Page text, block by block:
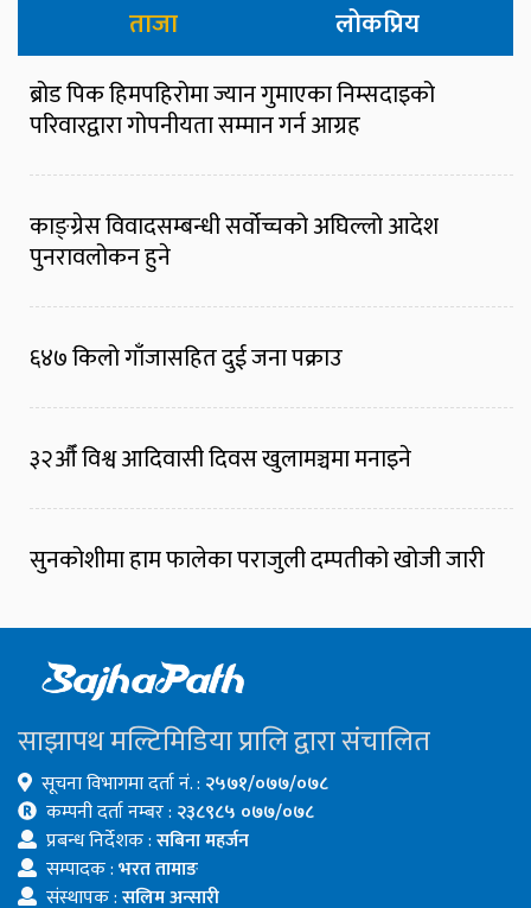
ताजा लोकप्रिय
ब्रोड पिक हिमपहिरोमा ज्यान गुमाएका निम्सदाइको
परिवारद्वारा गोपनीयता सम्मान गर्न आग्रह
काङ्ग्रेस विवादसम्बन्धी सर्वोच्चको अघिल्लो आदेश
पुनरावलोकन हुने
६४७ किलो गाँजासहित दुई जना पक्राउ
३२औँ विश्व आदिवासी दिवस खुलामञ्चमा मनाइने
सुनकोशीमा हाम फालेका पराजुली दम्पतीको खोजी जारी
साझापथ मल्टिमिडिया प्रालि द्वारा संचालित
सूचना विभागमा दर्ता नं. : २५७१/०७७/०७८
कम्पनी दर्ता नम्बर : २३८९८५ ०७७/०७८
प्रबन्ध निर्देशक :सबिना महर्जन
सम्पादक :भरत तामाङ
संस्थापक :सलिम अन्सारी